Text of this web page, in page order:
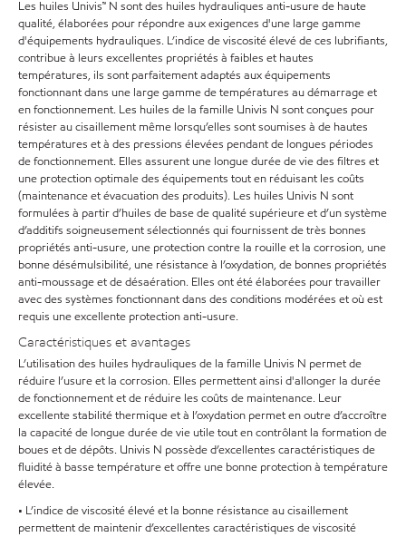
Les huiles Univis™ N sont des huiles hydrauliques anti-usure de haute
qualité, élaborées pour répondre aux exigences d'une large gamme
d'équipements hydrauliques. L’indice de viscosité élevé de ces lubrifiants,
contribue à leurs excellentes propriétés à faibles et hautes
températures, ils sont parfaitement adaptés aux équipements
fonctionnant dans une large gamme de températures au démarrage et
en fonctionnement. Les huiles de la famille Univis N sont conçues pour
résister au cisaillement même lorsqu’elles sont soumises à de hautes
températures et à des pressions élevées pendant de longues périodes
de fonctionnement. Elles assurent une longue durée de vie des filtres et
une protection optimale des équipements tout en réduisant les coûts
(maintenance et évacuation des produits). Les huiles Univis N sont
formulées à partir d’huiles de base de qualité supérieure et d’un système
d’additifs soigneusement sélectionnés qui fournissent de très bonnes
propriétés anti-usure, une protection contre la rouille et la corrosion, une
bonne désémulsibilité, une résistance à l’oxydation, de bonnes propriétés
anti-moussage et de désaération. Elles ont été élaborées pour travailler
avec des systèmes fonctionnant dans des conditions modérées et où est
requis une excellente protection anti-usure.
Caractéristiques et avantages
L’utilisation des huiles hydrauliques de la famille Univis N permet de
réduire l’usure et la corrosion. Elles permettent ainsi d'allonger la durée
de fonctionnement et de réduire les coûts de maintenance. Leur
excellente stabilité thermique et à l’oxydation permet en outre d’accroître
la capacité de longue durée de vie utile tout en contrôlant la formation de
boues et de dépôts. Univis N possède d’excellentes caractéristiques de
fluidité à basse température et offre une bonne protection à température
élevée.
• L’indice de viscosité élevé et la bonne résistance au cisaillement
permettent de maintenir d’excellentes caractéristiques de viscosité